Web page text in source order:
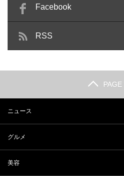
Facebook
RSS
ニュース
グルメ
美容